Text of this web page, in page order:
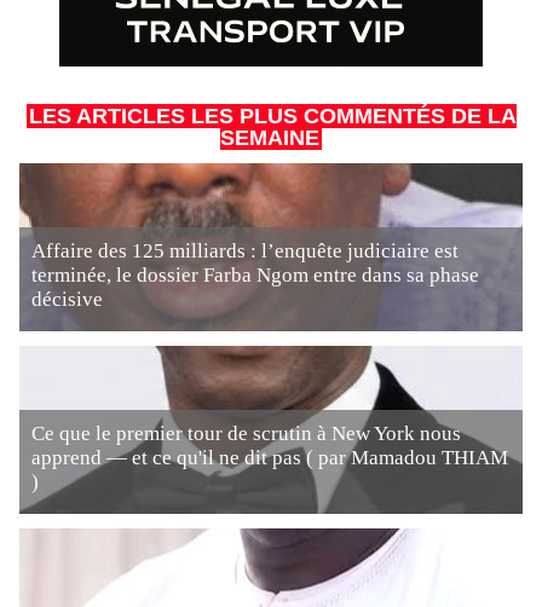
LES ARTICLES LES PLUS COMMENTÉS DE LA
SEMAINE
Affaire des 125 milliards : l’enquête judiciaire est
terminée, le dossier Farba Ngom entre dans sa phase
décisive
Ce que le premier tour de scrutin à New York nous
apprend — et ce qu'il ne dit pas ( par Mamadou THIAM
)